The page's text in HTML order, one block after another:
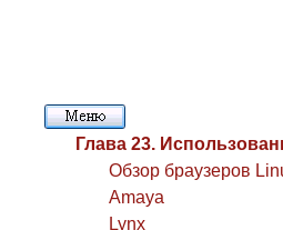
Глава 23.
Обзор браузеров
Amaya
Lynx